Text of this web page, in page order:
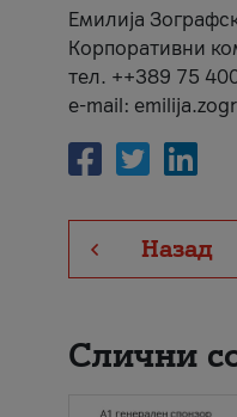
Емилија
Корпоративни
тел. ++389 75
e-mail:
Назад
Слични